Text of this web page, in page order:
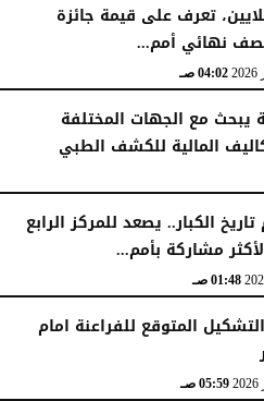
تعرف على قيمة جائزة
نهائي أمم...
04:02 صـ
يبحث مع الجهات المختلفة
المالية للكشف الطبي
الكبار.. يصعد للمركز الرابع
مشاركة بأمم...
01:48 صـ
المتوقع للفراعنة امام
05:59 صـ